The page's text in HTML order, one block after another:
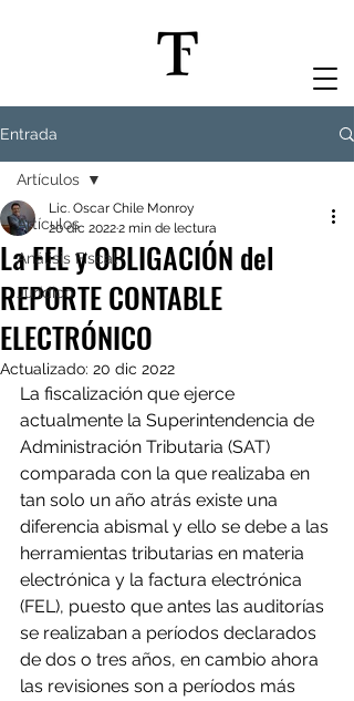
Entrada
Artículos
Análisis Fiscal
Jurídico
Artículos
La FEL y OBLIGACIÓN del
REPORTE CONTABLE
ELECTRÓNICO
Lic. Oscar Chile Monroy
20 dic 20222 min de lectura
Actualizado: 20 dic 2022
La fiscalización que ejerce
actualmente la Superintendencia de
Administración Tributaria (SAT)
comparada con la que realizaba en
tan solo un año atrás existe una
diferencia abismal y ello se debe a las
herramientas tributarias en materia
electrónica y la factura electrónica
(FEL), puesto que antes las auditorías
se realizaban a períodos declarados
de dos o tres años, en cambio ahora
las revisiones son a períodos más